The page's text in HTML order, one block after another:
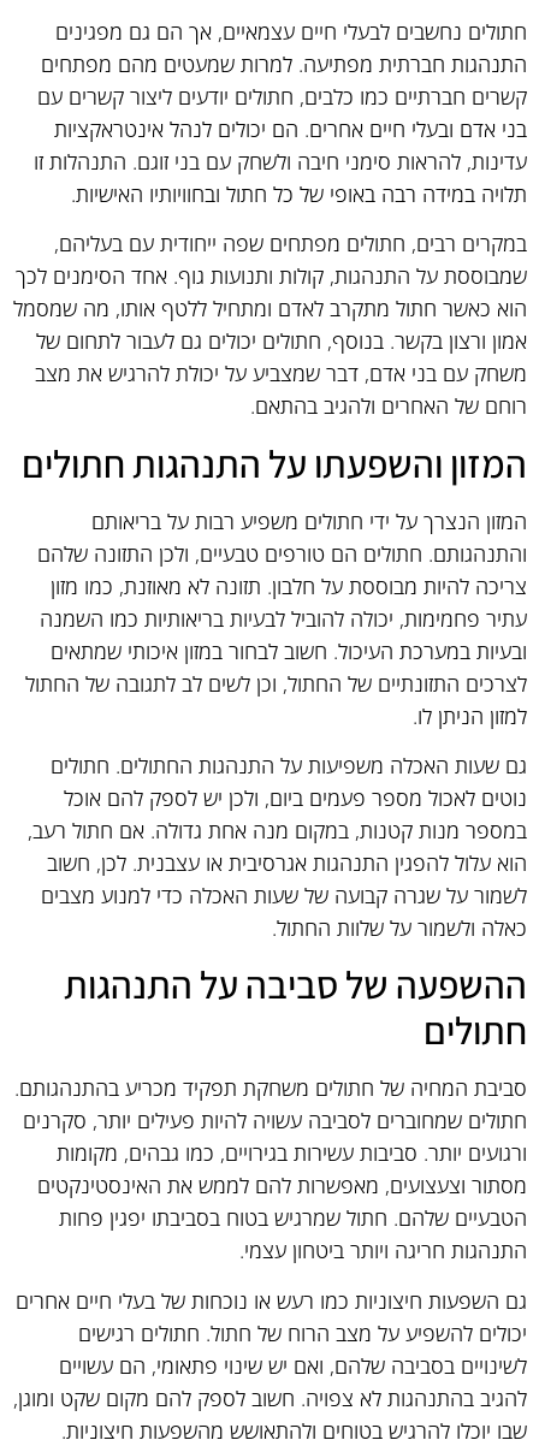
חתולים נחשבים לבעלי חיים עצמאיים, אך הם גם מפגינים
התנהגות חברתית מפתיעה. למרות שמעטים מהם מפתחים
קשרים חברתיים כמו כלבים, חתולים יודעים ליצור קשרים עם
בני אדם ובעלי חיים אחרים. הם יכולים לנהל אינטראקציות
עדינות, להראות סימני חיבה ולשחק עם בני זוגם. התנהלות זו
תלויה במידה רבה באופי של כל חתול ובחוויותיו האישיות.
במקרים רבים, חתולים מפתחים שפה ייחודית עם בעליהם,
שמבוססת על התנהגות, קולות ותנועות גוף. אחד הסימנים לכך
הוא כאשר חתול מתקרב לאדם ומתחיל ללטף אותו, מה שמסמל
אמון ורצון בקשר. בנוסף, חתולים יכולים גם לעבור לתחום של
משחק עם בני אדם, דבר שמצביע על יכולת להרגיש את מצב
רוחם של האחרים ולהגיב בהתאם.
המזון והשפעתו על התנהגות חתולים
המזון הנצרך על ידי חתולים משפיע רבות על בריאותם
והתנהגותם. חתולים הם טורפים טבעיים, ולכן התזונה שלהם
צריכה להיות מבוססת על חלבון. תזונה לא מאוזנת, כמו מזון
עתיר פחמימות, יכולה להוביל לבעיות בריאותיות כמו השמנה
ובעיות במערכת העיכול. חשוב לבחור במזון איכותי שמתאים
לצרכים התזונתיים של החתול, וכן לשים לב לתגובה של החתול
למזון הניתן לו.
גם שעות האכלה משפיעות על התנהגות החתולים. חתולים
נוטים לאכול מספר פעמים ביום, ולכן יש לספק להם אוכל
במספר מנות קטנות, במקום מנה אחת גדולה. אם חתול רעב,
הוא עלול להפגין התנהגות אגרסיבית או עצבנית. לכן, חשוב
לשמור על שגרה קבועה של שעות האכלה כדי למנוע מצבים
כאלה ולשמור על שלוות החתול.
ההשפעה של סביבה על התנהגות
חתולים
סביבת המחיה של חתולים משחקת תפקיד מכריע בהתנהגותם.
חתולים שמחוברים לסביבה עשויה להיות פעילים יותר, סקרנים
ורגועים יותר. סביבות עשירות בגירויים, כמו גבהים, מקומות
מסתור וצעצועים, מאפשרות להם לממש את האינסטינקטים
הטבעיים שלהם. חתול שמרגיש בטוח בסביבתו יפגין פחות
התנהגות חריגה ויותר ביטחון עצמי.
גם השפעות חיצוניות כמו רעש או נוכחות של בעלי חיים אחרים
יכולים להשפיע על מצב הרוח של חתול. חתולים רגישים
לשינויים בסביבה שלהם, ואם יש שינוי פתאומי, הם עשויים
להגיב בהתנהגות לא צפויה. חשוב לספק להם מקום שקט ומוגן,
שבו יוכלו להרגיש בטוחים ולהתאושש מהשפעות חיצוניות.